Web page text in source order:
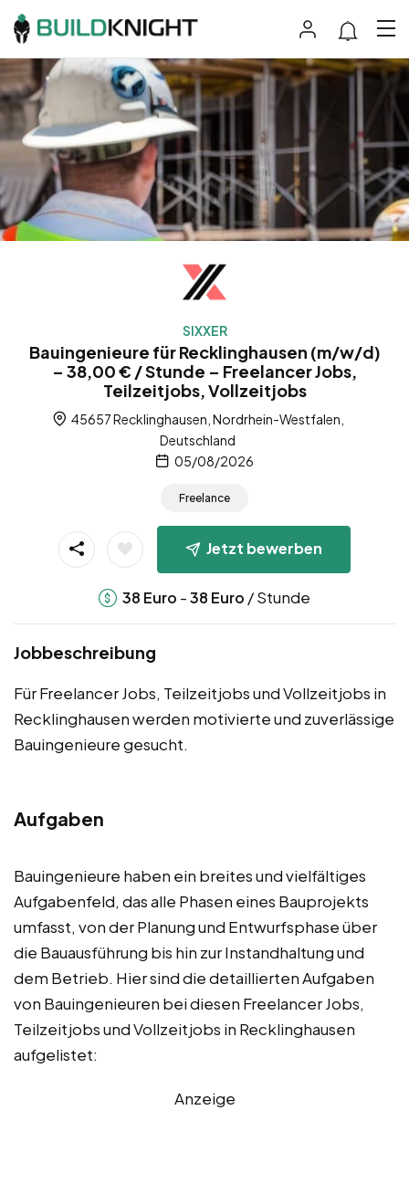
SIXXER
Bauingenieure für Recklinghausen (m/w/d)
– 38,00 € / Stunde – Freelancer Jobs,
Teilzeitjobs, Vollzeitjobs
45657 Recklinghausen, Nordrhein-Westfalen,
Deutschland
05/08/2026
Freelance
Jetzt bewerben
38 Euro -38 Euro / Stunde
Jobbeschreibung
Für Freelancer Jobs, Teilzeitjobs und Vollzeitjobs in
Recklinghausen werden motivierte und zuverlässige
Bauingenieure gesucht.
Aufgaben
Bauingenieure haben ein breites und vielfältiges
Aufgabenfeld, das alle Phasen eines Bauprojekts
umfasst, von der Planung und Entwurfsphase über
die Bauausführung bis hin zur Instandhaltung und
dem Betrieb. Hier sind die detaillierten Aufgaben
von Bauingenieuren bei diesen Freelancer Jobs,
Teilzeitjobs und Vollzeitjobs in Recklinghausen
aufgelistet:
Anzeige